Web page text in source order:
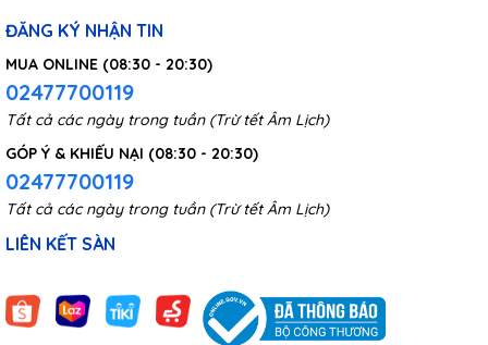
ĐĂNG KÝ NHẬN TIN
MUA ONLINE (08:30 - 20:30)
02477700119
Tất cả các ngày trong tuần (Trừ tết Âm Lịch)
GÓP Ý & KHIẾU NẠI (08:30 - 20:30)
02477700119
Tất cả các ngày trong tuần (Trừ tết Âm Lịch)
LIÊN KẾT SÀN